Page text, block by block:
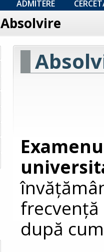
ADMITERE
Absolvire
după